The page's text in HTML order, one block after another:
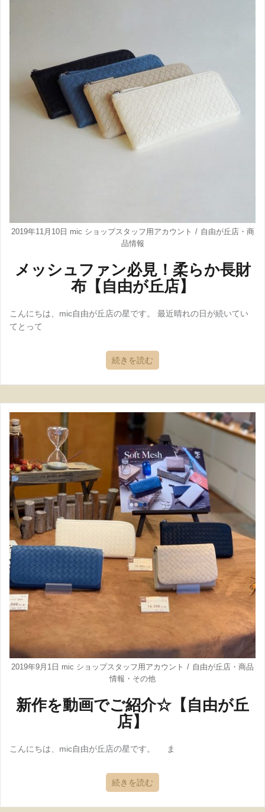
2019年11月10日 mic ショップスタッフ用アカウント 自由が丘店・ 商
品情報
メッシュファン必見！柔らか長財
布【自由が丘店】
こんにちは、mic自由が丘店の星です。 最近晴れの日が続いてい
てとって
続きを読む
2019年9月1日 mic ショップスタッフ用アカウント 自由が丘店 ・ 商品
情報 ・ その他
新作を動画でご紹介☆【自由が丘
店】
こんにちは、mic自由が丘店の星です。 ま
続きを読む